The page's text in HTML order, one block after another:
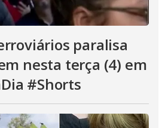
paralisa
nesta terça (4) em
#Shorts